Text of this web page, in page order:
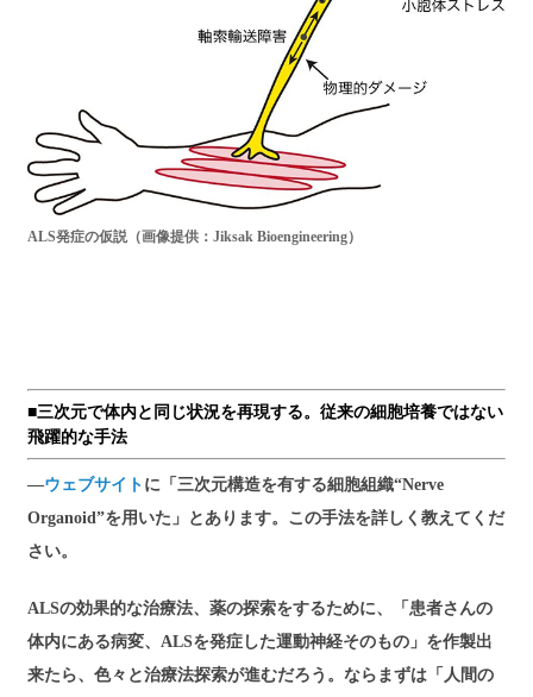
ALS発症の仮説（画像提供：Jiksak Bioengineering）
■三次元で体内と同じ状況を再現する。従来の細胞培養ではない
飛躍的な手法
―ウェブサイト に「三次元構造を有する細胞組織“Nerve
Organoid”を用いた」とあります。この手法を詳しく教えてくだ
さい。
ALSの効果的な治療法、薬の探索をするために、「患者さんの
体内にある病変、ALSを発症した運動神経そのもの」を作製出
来たら、色々と治療法探索が進むだろう。ならまずは「人間の